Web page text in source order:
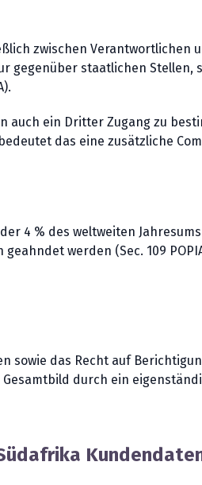
zwischen
gegenüber staatlichen
ein Dritter Zugang zu
das eine zusätzliche
4 % des weltweiten
werden (Sec. 109
das Recht auf
Gesamtbild durch ein